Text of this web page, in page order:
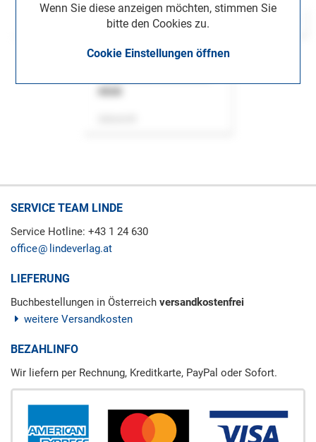
Wenn Sie diese anzeigen möchten, stimmen Sie
bitte den Cookies zu.
Cookie Einstellungen öffnen
SERVICE TEAM LINDE
Service Hotline: +43 1 24 630
office
lindeverlag.at
LIEFERUNG
Buchbestellungen in Österreich versandkostenfrei
weitere Versandkosten
BEZAHLINFO
Wir liefern per Rechnung, Kreditkarte, PayPal oder Sofort.